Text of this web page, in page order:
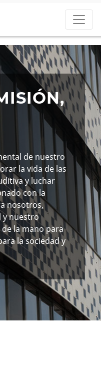
de nuestro
la vida de las
y luchar
con la
nosotros,
y nuestro
la mano para
la sociedad y